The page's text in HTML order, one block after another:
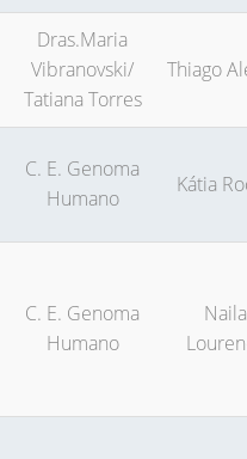
Dras.Maria
Vibranovski/
Tatiana Torres
Thiago
C. E. Genoma
Humano
Kátia
C. E. Genoma
Humano
Naila